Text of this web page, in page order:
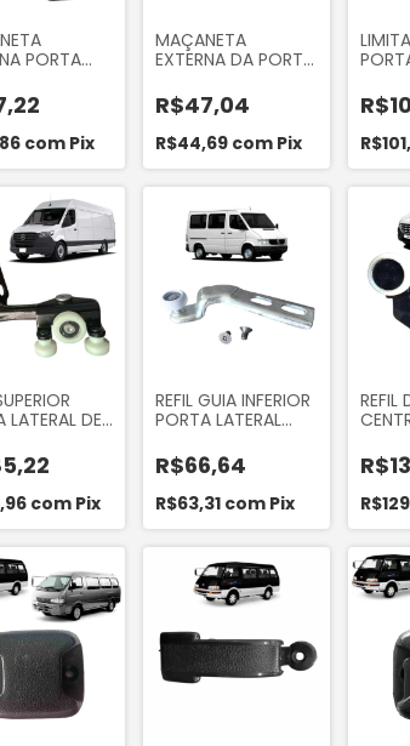
PORTA
KIA
GS 2.7 3.0
1996 A
com Pix
MAÇANETA
EXTERNA DA PORTA
ESQUERDO DA
HYUNDAI H100
DRIVETEC 71249
R$47,04
R$44,69 com Pix
DA
313
2012
LATERAL DE
COMPLETO
415 515
DIANTE ORI
com Pix
REFIL GUIA INFERIOR
PORTA LATERAL
310 311 312 313 413
CDI ORIGINAL
PEÇAS ORGIS472
R$66,64
R$63,31 com Pix
REFIL
DO
DE